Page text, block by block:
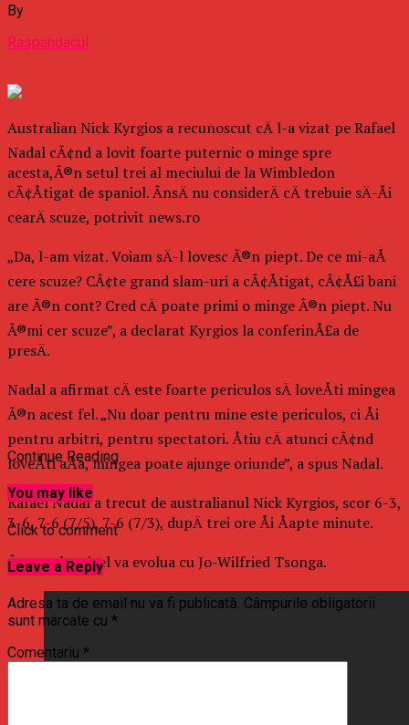
By
Raspandacul
Australian Nick Kyrgios a recunoscut cÄ l-a vizat pe Rafael
Nadal cÃ¢nd a lovit foarte puternic o minge spre
acesta,Ã®n setul trei al meciului de la Wimbledon
cÃ¢Åtigat de spaniol. ÃnsÄ nu considerÄ cÄ trebuie sÄ-Åi
cearÄ scuze, potrivit news.ro
„Da, l-am vizat. Voiam sÄ-l lovesc Ã®n piept. De ce mi-aÅ
cere scuze? CÃ¢te grand slam-uri a cÃ¢Åtigat, cÃ¢Å£i bani
are Ã®n cont? Cred cÄ poate primi o minge Ã®n piept. Nu
Ã®mi cer scuze”, a declarat Kyrgios la conferinÅ£a de
presÄ.
Nadal a afirmat cÄ este foarte periculos sÄ loveÅti mingea
Ã®n acest fel. „Nu doar pentru mine este periculos, ci Åi
pentru arbitri, pentru spectatori. Åtiu cÄ atunci cÃ¢nd
loveÅti aÅa, mingea poate ajunge oriunde”, a spus Nadal.
Rafael Nadal a trecut de australianul Nick Kyrgios, scor 6-3,
3-6, 7-6 (7/5), 7-6 (7/3), dupÄ trei ore Åi Åapte minute.
Ãn turul trei, el va evolua cu Jo-Wilfried Tsonga.
Continue Reading
You may like
Click to comment
Leave a Reply
Adresa ta de email nu va fi publicată. Câmpurile obligatorii
sunt marcate cu *
Comentariu *